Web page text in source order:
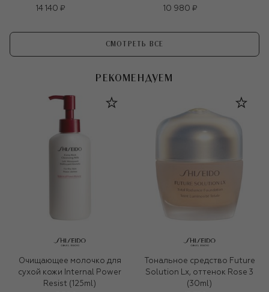
14 140 ₽
(30ml)
10 980 ₽
СМОТРЕТЬ ВСЕ
РЕКОМЕНДУЕМ
Очищающее молочко для
сухой кожи Internal Power
Resist (125ml)
Тональное средство Future
Solution Lx, оттенок Rose 3
(30ml)